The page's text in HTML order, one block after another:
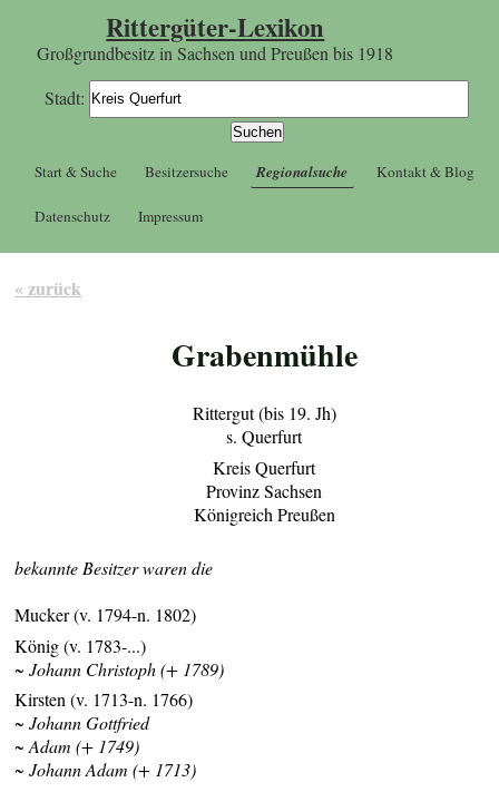
Rittergüter-Lexikon
Großgrundbesitz in Sachsen und Preußen bis 1918
Stadt:
Start & Suche Besitzersuche Regionalsuche Kontakt & Blog
Datenschutz Impressum
« zurück
Grabenmühle
Rittergut (bis 19. Jh)
s. Querfurt
Kreis Querfurt
Provinz Sachsen
Königreich Preußen
bekannte Besitzer waren die
Mucker (v. 1794-n. 1802)
König (v. 1783-...)
~ Johann Christoph (+ 1789)
Kirsten (v. 1713-n. 1766)
~ Johann Gottfried
~ Adam (+ 1749)
~ Johann Adam (+ 1713)